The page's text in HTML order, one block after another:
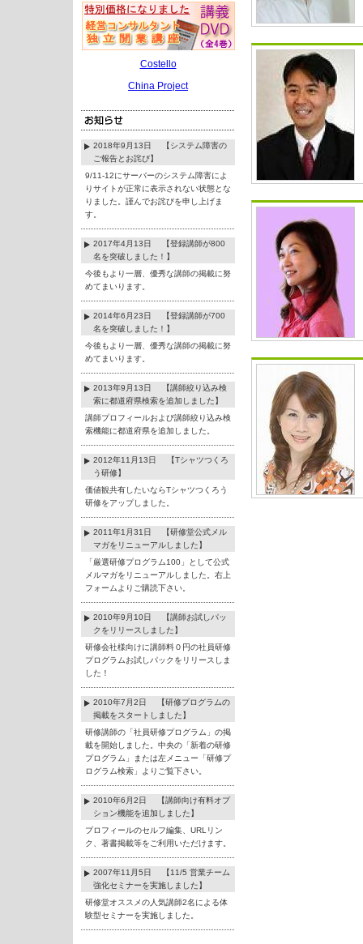
Costello
China Project
2018年9月13日 【システム障害の
ご報告とお詫び】
9/11-12にサーバーのシステム障害によ
りサイトが正常に表示されない状態とな
りました。謹んでお詫びを申し上げま
す。
2017年4月13日 【登録講師が800
名を突破しました！】
今後もより一層、優秀な講師の掲載に努
めてまいります。
2014年6月23日 【登録講師が700
名を突破しました！】
今後もより一層、優秀な講師の掲載に努
めてまいります。
2013年9月13日 【講師絞り込み検
索に都道府県検索を追加しました】
講師プロフィールおよび講師絞り込み検
索機能に都道府県を追加しました。
2012年11月13日 【Tシャツつくろ
う研修】
価値観共有したいならTシャツつくろう
研修をアップしました。
2011年1月31日 【研修堂公式メル
マガをリニューアルしました】
「厳選研修プログラム100」として公式
メルマガをリニューアルしました。右上
フォームよりご購読下さい。
2010年9月10日 【講師お試しパッ
クをリリースしました】
研修会社様向けに講師料０円の社員研修
プログラムお試しパックをリリースしま
した！
2010年7月2日 【研修プログラムの
掲載をスタートしました】
研修講師の「社員研修プログラム」の掲
載を開始しました。中央の「新着の研修
プログラム」または左メニュー「研修プ
ログラム検索」よりご覧下さい。
2010年6月2日 【講師向け有料オプ
ション機能を追加しました】
プロフィールのセルフ編集、URLリン
ク、著書掲載等をご利用いただけます。
2007年11月5日 【11/5 営業チーム
強化セミナーを実施しました】
研修堂オススメの人気講師2名による体
験型セミナーを実施しました。